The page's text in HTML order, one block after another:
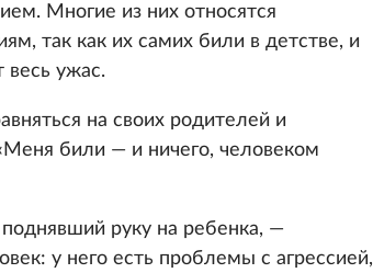
Многие из них относятся
так как их самих били в детстве, и
весь ужас.
на своих родителей и
били — и ничего, человеком
руку на ребенка, —
у него есть проблемы с агрессией,